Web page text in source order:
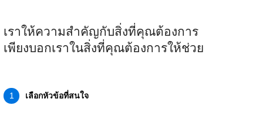
เราให้ความสำคัญกับสิ่งที่คุณต้องการ
เพียงบอกเราในสิ่งที่คุณต้องการให้ช่วย
1 เลือกหัวข้อที่สนใจ